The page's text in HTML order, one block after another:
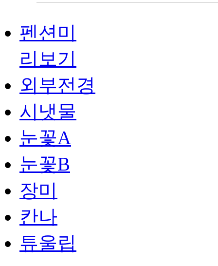
펜션미
리보기
외부전경
시냇물
눈꽃A
눈꽃B
장미
칸나
튜울립